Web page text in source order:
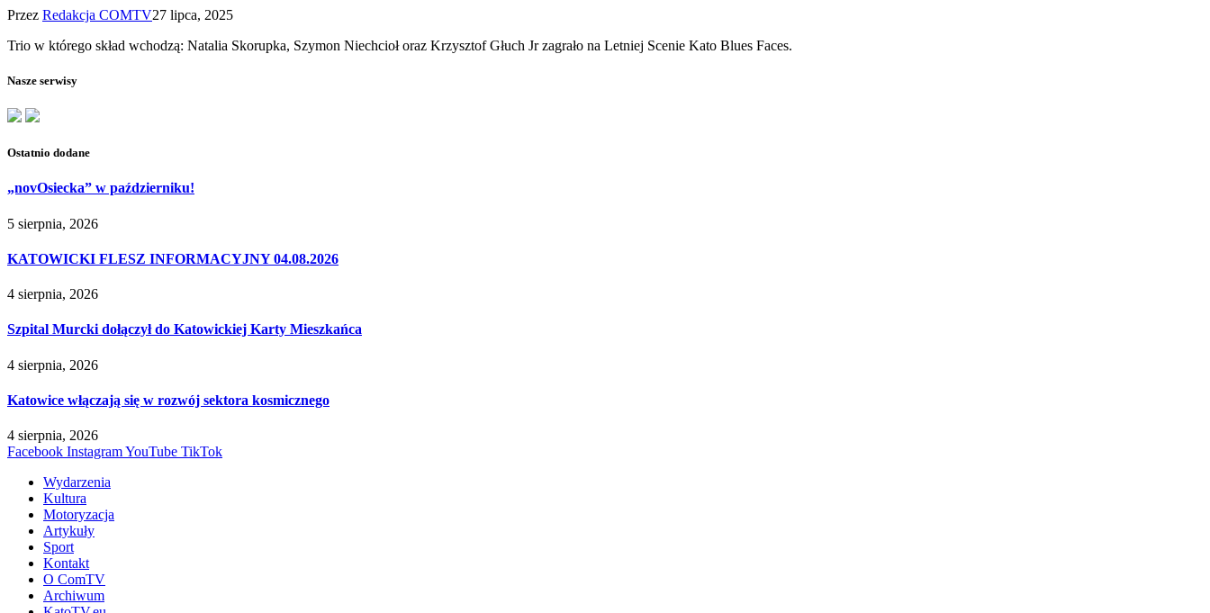
Przez Redakcja COMTV27 lipca, 2025
Trio w którego skład wchodzą: Natalia Skorupka, Szymon Niechcioł oraz Krzysztof Głuch Jr zagrało na Letniej Scenie Kato Blues Faces.
Nasze serwisy
Ostatnio dodane
„novOsiecka” w październiku!
5 sierpnia, 2026
KATOWICKI FLESZ INFORMACYJNY 04.08.2026
4 sierpnia, 2026
Szpital Murcki dołączył do Katowickiej Karty Mieszkańca
4 sierpnia, 2026
Katowice włączają się w rozwój sektora kosmicznego
4 sierpnia, 2026
Facebook InstagramYouTube TikTok
Wydarzenia
Kultura
Motoryzacja
Artykuły
Sport
Kontakt
O ComTV
Archiwum